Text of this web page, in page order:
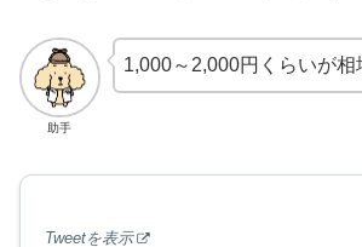
助手
1,000～2,000円くらいが相
Tweetを表示